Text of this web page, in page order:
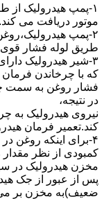
۱-پمپ هیدرولیک از
موتور دریافت می کند.
طریق لوله فشار
۳-شیر هیدرولیک
که با چرخاندن
فشار روغن به سمت
در نتیجه،
نیروی هیدرولیک به
کند.تعمیر فرمان
۴-برای اینکه روغن
کمبودی از نظر مقدار
مخزن هیدرولیک در
پس از عبور از جک
ضعیف)به مخزن بر